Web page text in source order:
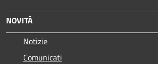
NOVITÀ
Notizie
Comunicati